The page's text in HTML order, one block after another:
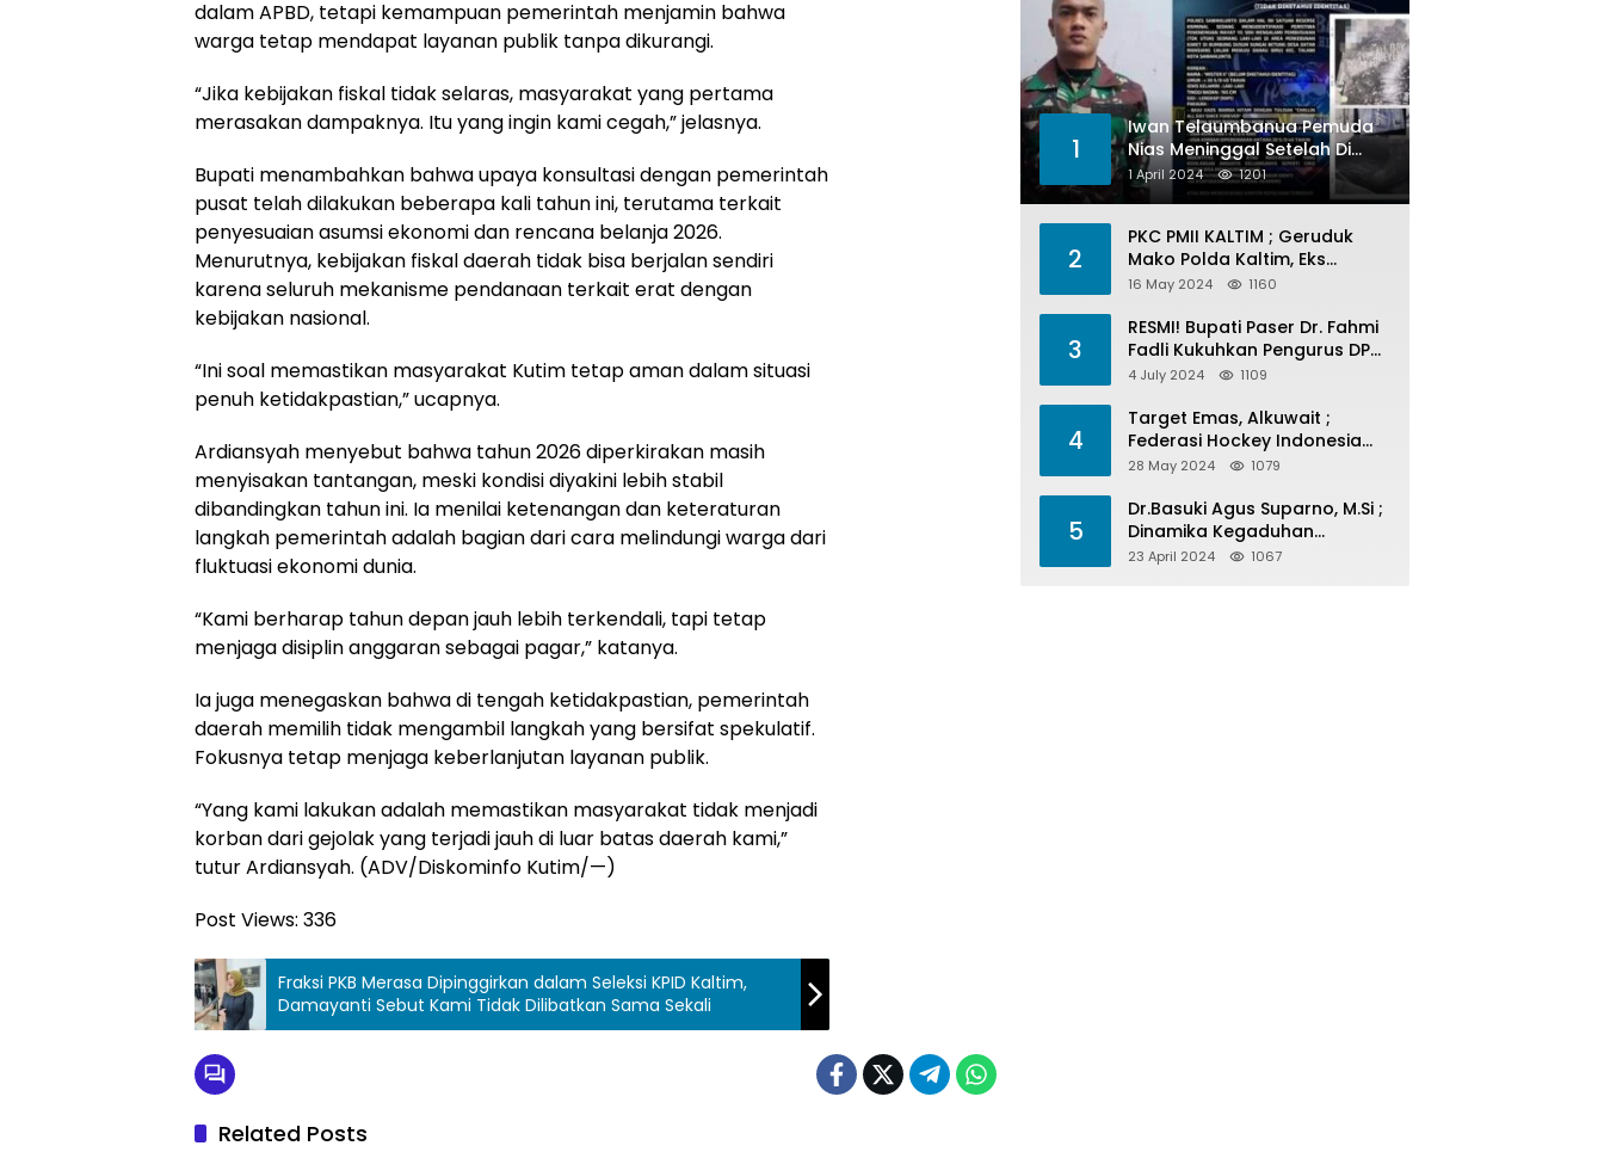
dalam APBD, tetapi kemampuan pemerintah menjamin bahwa
warga tetap mendapat layanan publik tanpa dikurangi.
“Jika kebijakan fiskal tidak selaras, masyarakat yang pertama
merasakan dampaknya. Itu yang ingin kami cegah,” jelasnya.
Bupati menambahkan bahwa upaya konsultasi dengan pemerintah
pusat telah dilakukan beberapa kali tahun ini, terutama terkait
penyesuaian asumsi ekonomi dan rencana belanja 2026.
Menurutnya, kebijakan fiskal daerah tidak bisa berjalan sendiri
karena seluruh mekanisme pendanaan terkait erat dengan
kebijakan nasional.
“Ini soal memastikan masyarakat Kutim tetap aman dalam situasi
penuh ketidakpastian,” ucapnya.
Ardiansyah menyebut bahwa tahun 2026 diperkirakan masih
menyisakan tantangan, meski kondisi diyakini lebih stabil
dibandingkan tahun ini. Ia menilai ketenangan dan keteraturan
langkah pemerintah adalah bagian dari cara melindungi warga dari
fluktuasi ekonomi dunia.
“Kami berharap tahun depan jauh lebih terkendali, tapi tetap
menjaga disiplin anggaran sebagai pagar,” katanya.
Ia juga menegaskan bahwa di tengah ketidakpastian, pemerintah
daerah memilih tidak mengambil langkah yang bersifat spekulatif.
Fokusnya tetap menjaga keberlanjutan layanan publik.
“Yang kami lakukan adalah memastikan masyarakat tidak menjadi
korban dari gejolak yang terjadi jauh di luar batas daerah kami,”
tutur Ardiansyah. (ADV/Diskominfo Kutim/—)
Post Views: 336
Fraksi PKB Merasa Dipinggirkan dalam Seleksi KPID Kaltim,
Damayanti Sebut Kami Tidak Dilibatkan Sama Sekali
Related Posts
1
Iwan Telaumbanua Pemuda
Nias Meninggal Setelah Di
Habisi Oknum TNI AL
1 April 2024 1201
2
PKC PMII KALTIM ; Geruduk
Mako Polda Kaltim, Eks
Lubang Tambang Banyak
16 May 2024 1160
3
RESMI! Bupati Paser Dr. Fahmi
Fadli Kukuhkan Pengurus DPP
LAP 2024-2029
4 July 2024 1109
4
Target Emas, Alkuwait ;
Federasi Hockey Indonesia
Kota Balikpapan Siap Menjadi
28 May 2024 1079
5
Dr.Basuki Agus Suparno, M.Si ;
Dinamika Kegaduhan
Komunikasi Politik Jelang
23 April 2024 1067